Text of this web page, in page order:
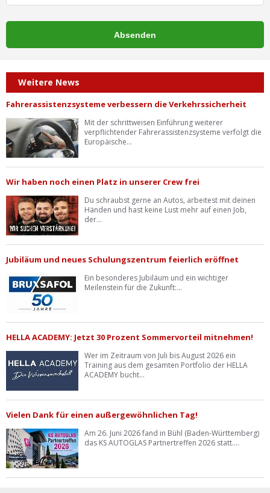
Weitere News
Fahrerassistenzsysteme verbessern die Verkehrssicherheit
Mit der schrittweisen Einführung weiterer
verpflichtender Fahrerassistenzsysteme verfolgt die
Europäische...
Wir haben noch einen Platz in unserer Crew frei
Du schraubst gerne an Autos, arbeitest mit deinen
Händen und hast keine Lust mehr auf einen Job,
der...
Jubiläum und neues Schulungszentrum feierlich eröffnet
Ein besonderes Jubiläum und ein wichtiger
Meilenstein für die Zukunft:...
HELLA ACADEMY: Jetzt 30 Prozent Sommervorteil mitnehmen!
Wer im Zeitraum von Juli bis August 2026 ein
Training aus dem gesamten Portfolio der HELLA
ACADEMY bucht...
Vielen Dank für einen außergewöhnlichen Tag!
Am 26. Juni 2026 fand in Bühl (Baden-Württemberg)
das KS AUTOGLAS Partnertreffen 2026 statt....